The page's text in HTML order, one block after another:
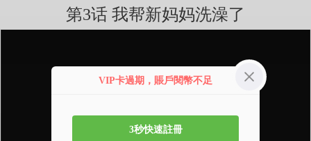
第3话 我帮新妈妈洗澡了
VIP卡過期，賬戶閱幣不足
3秒快速註冊